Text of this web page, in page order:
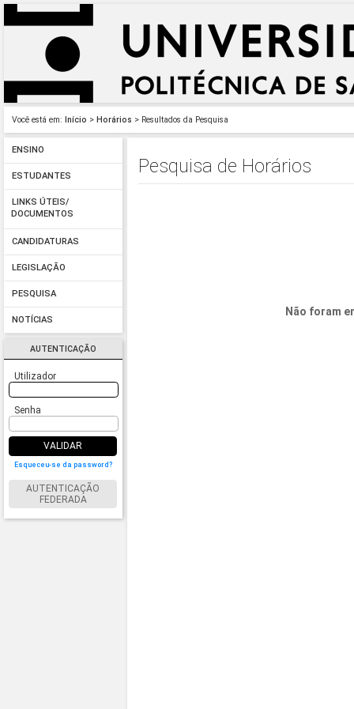
Você está em: Início > Horários > Resultados da Pesquisa
ENSINO
ESTUDANTES
LINKS ÚTEIS/
DOCUMENTOS
CANDIDATURAS
LEGISLAÇÃO
PESQUISA
NOTÍCIAS
AUTENTICAÇÃO
Utilizador
Senha
VALIDAR
Esqueceu-se da password?
AUTENTICAÇÃO
FEDERADA
Pesquisa de Horários
Não foram